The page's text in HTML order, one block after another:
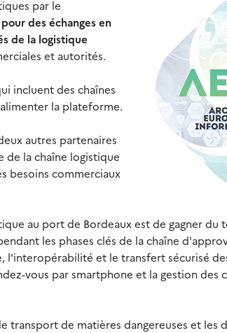
par le
des échanges en
de la logistique
et autorités.
incluent des chaînes
la plateforme.
autres partenaires
de la chaîne logistique
besoins commerciaux
au port de Bordeaux est de gagner du
les phases clés de la chaîne
l'interopérabilité et le transfert sécurisé
vous par smartphone et la gestion des
transport de matières dangereuses et les